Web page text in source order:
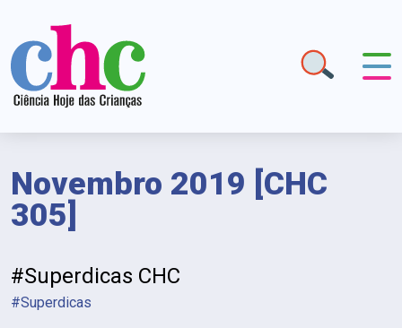
Novembro 2019 [CHC
305]
#Superdicas CHC
#Superdicas